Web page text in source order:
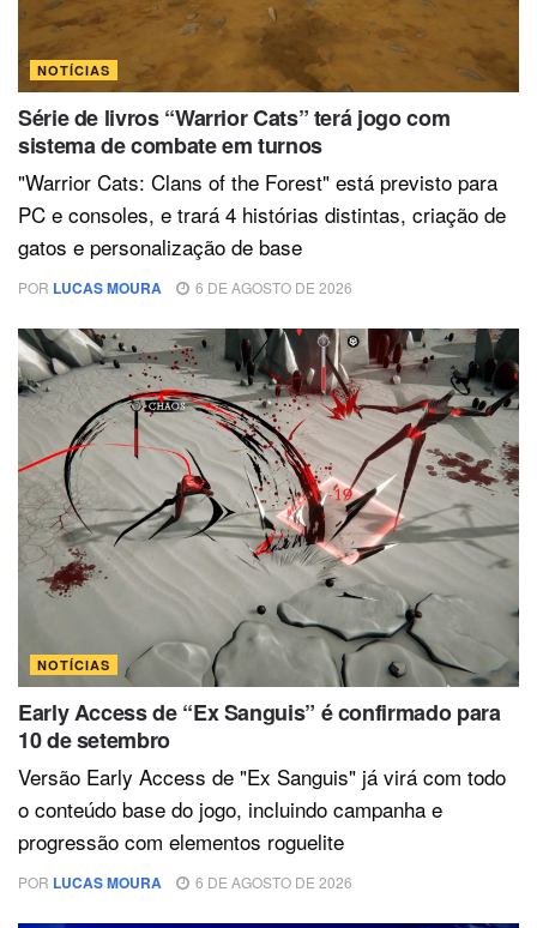
NOTÍCIAS
Série de livros “Warrior Cats” terá jogo com
sistema de combate em turnos
"Warrior Cats: Clans of the Forest" está previsto para
PC e consoles, e trará 4 histórias distintas, criação de
gatos e personalização de base
POR LUCAS MOURA 6 DE AGOSTO DE 2026
NOTÍCIAS
Early Access de “Ex Sanguis” é confirmado para
10 de setembro
Versão Early Access de "Ex Sanguis" já virá com todo
o conteúdo base do jogo, incluindo campanha e
progressão com elementos roguelite
POR LUCAS MOURA 6 DE AGOSTO DE 2026